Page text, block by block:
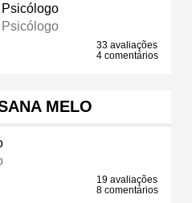
Psicólogo
Psicólogo
33 avaliações
4 comentários
MELO
19 avaliações
8 comentários